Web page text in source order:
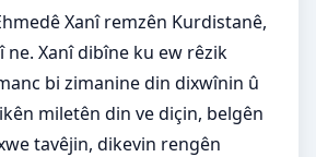
Xanî remzên Kurdistanê,
ne. Xanî dibîne ku ew rêzik
bi zimanine din dixwînin û
miletên din ve diçin, belgên
tavêjin, dikevin rengên